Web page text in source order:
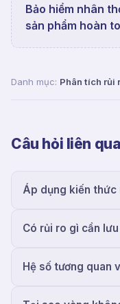
Bảo hiểm nhân
sản phẩm hoàn
Danh mục: Phân tích rủi
Câu hỏi liên
Áp dụng kiến thức
Có rủi ro gì cần
Hệ số tương quan